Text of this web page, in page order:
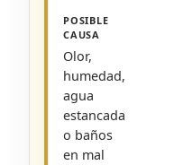
Olor,
humedad,
agua
estancada
o baños
en mal